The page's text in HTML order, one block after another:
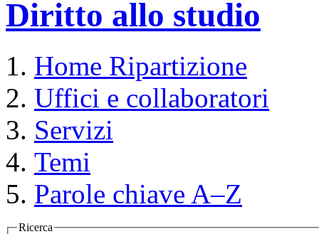
Diritto allo studio
Home Ripartizione
Uffici e collaboratori
Servizi
Temi
Parole chiave A–Z
Ricerca